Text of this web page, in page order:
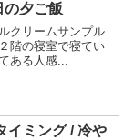
の夕ご飯
クリームサンプル
階の寝室で寝てい
ある人感...
イミング / 冷や